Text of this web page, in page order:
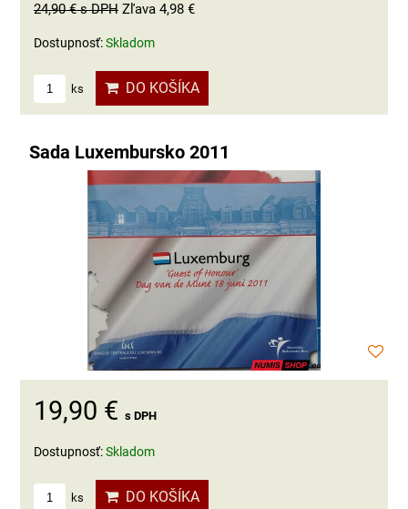
24,90 €s DPH Zľava 4,98 €
Dostupnosť:Skladom
ks DO KOŠÍKA
Sada Luxembursko 2011
19,90 € s DPH
Dostupnosť:Skladom
ks DO KOŠÍKA